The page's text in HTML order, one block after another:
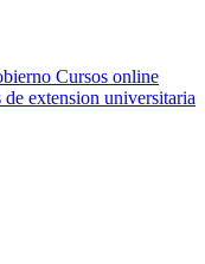
Cursos online
de extension universitaria